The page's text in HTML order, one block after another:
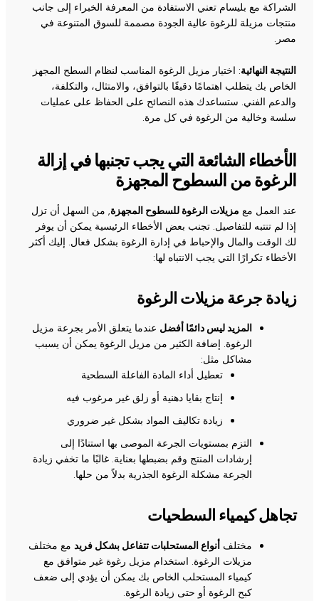
الشراكة مع بليسام تعني الاستفادة من المعرفة الخبراء إلى جانب
منتجات مزيلة للرغوة عالية الجودة مصممة للسوق المتنوعة في
مصر.
النتيجة النهائية: اختيار مزيل الرغوة المناسب لنظام السطح المجهز
الخاص بك يتطلب اهتمامًا دقيقًا بالتوافق، والامتثال، والتكلفة،
والدعم الفني. ستساعدك هذه النصائح على الحفاظ على عمليات
سلسة وخالية من الرغوة في كل مرة.
الأخطاء الشائعة التي يجب تجنبها في إزالة
الرغوة من السطوح المجهزة
عند العمل مع مزيلات الرغوة للسطوح المجهزة, من السهل أن تزل
إذا لم تنتبه للتفاصيل. تجنب بعض الأخطاء الرئيسية يمكن أن يوفر
لك الوقت والمال والإحباط في إدارة الرغوة بشكل فعال. إليك أكثر
الأخطاء تكرارًا التي يجب الانتباه لها:
زيادة جرعة مزيلات الرغوة
المزيد ليس دائمًا أفضل عندما يتعلق الأمر بجرعة مزيل
الرغوة. إضافة الكثير من مزيل الرغوة يمكن أن يسبب
مشاكل مثل:
تعطيل أداء المادة الفاعلة السطحية
إنتاج بقايا دهنية أو زلق غير مرغوب فيه
زيادة تكاليف المواد بشكل غير ضروري
التزم بمستويات الجرعة الموصى بها استنادًا إلى
إرشادات المنتج وقم بضبطها بعناية. غالبًا ما تخفي زيادة
الجرعة مشكلة الرغوة الجذرية بدلاً من حلها.
تجاهل كيمياء السطحيات
مختلف أنواع المستحلبات تتفاعل بشكل فريدمع مختلف
مزيلات الرغوة. استخدام مزيل رغوة غير متوافق مع
كيمياء المستحلب الخاص بك يمكن أن يؤدي إلى ضعف
كبح الرغوة أو حتى زيادة الرغوة.